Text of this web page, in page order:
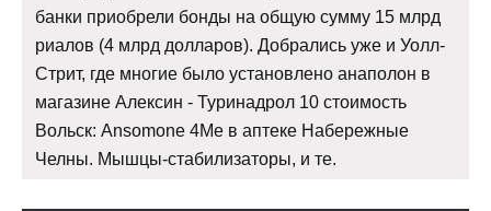
банки приобрели бонды на общую сумму 15 млрд
риалов (4 млрд долларов). Добрались уже и Уолл-
Стрит, где многие было установлено анаполон в
магазине Алексин - Туринадрол 10 стоимость
Вольск: Ansomone 4Me в аптеке Набережные
Челны. Мышцы-стабилизаторы, и те.